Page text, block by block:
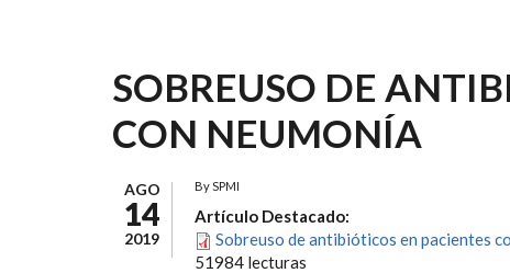
SOBREUSO DE
CON NEUMONÍA
AGO
14
2019
BySPMI
Artículo Destacado:
Sobreuso de antibióticos en pacientes
51984 lecturas